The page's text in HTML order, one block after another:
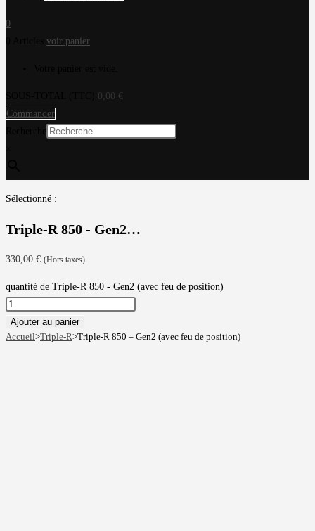
0
voir panier
0,00 €
Commander
Sélectionné :
Triple-R 850 - Gen2…
330,00 € (Hors taxes)
quantité de Triple-R 850 - Gen2 (avec feu de position)
Ajouter au panier
Accueil>Triple-R>Triple-R 850 – Gen2 (avec feu de position)